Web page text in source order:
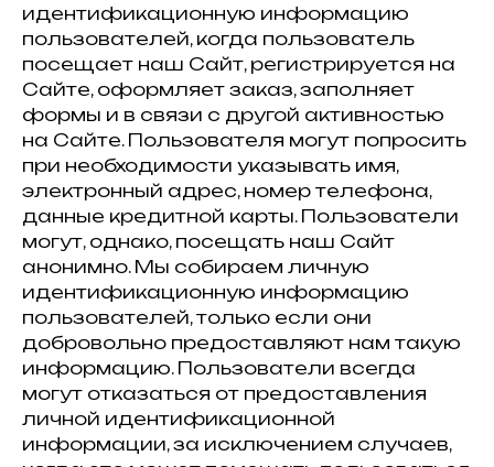
идентификационную информацию
пользователей, когда пользователь
посещает наш Сайт, регистрируется на
Сайте, оформляет заказ, заполняет
формы и в связи с другой активностью
на Сайте. Пользователя могут попросить
при необходимости указывать имя,
электронный адрес, номер телефона,
данные кредитной карты. Пользователи
могут, однако, посещать наш Сайт
анонимно. Мы собираем личную
идентификационную информацию
пользователей, только если они
добровольно предоставляют нам такую
информацию. Пользователи всегда
могут отказаться от предоставления
личной идентификационной
информации, за исключением случаев,